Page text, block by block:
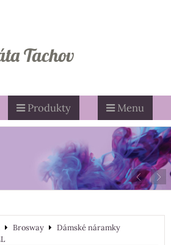
Tachov
Produkty Menu
Brosway
Dámské náramky